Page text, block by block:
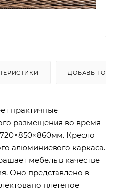
ДОБАВЬ
практичные
размещения во время
Кресло
алюминиевого каркаса.
мебель в качестве
Оно представлено в
плетеное